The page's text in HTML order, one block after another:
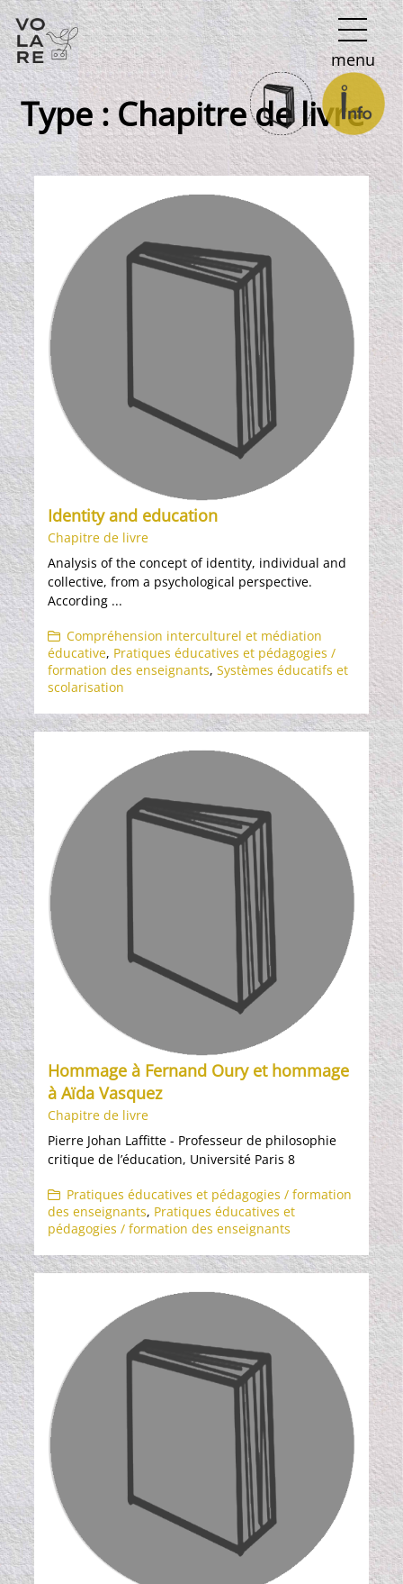
Navigation
principale
menu
Type :Chapitre de livre
Identity and education
Chapitre de livre
Analysis of the concept of identity, individual and
collective, from a psychological perspective.
According ...
Compréhension interculturel et médiation
éducative, Pratiques éducatives et pédagogies /
formation des enseignants, Systèmes éducatifs et
scolarisation
Hommage à Fernand Oury et hommage
à Aïda Vasquez
Chapitre de livre
Pierre Johan Laffitte - Professeur de philosophie
critique de l’éducation, Université Paris 8
Pratiques éducatives et pédagogies / formation
des enseignants, Pratiques éducatives et
pédagogies / formation des enseignants